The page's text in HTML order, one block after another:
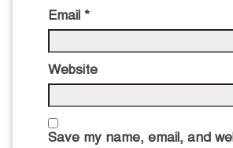
Email *
Website
Save my name, email, and